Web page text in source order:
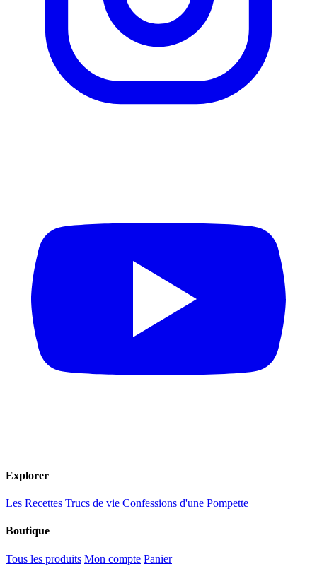
Explorer
Les Recettes Trucs de vie Confessions d'une Pompette
Boutique
Tous les produits Mon compte Panier